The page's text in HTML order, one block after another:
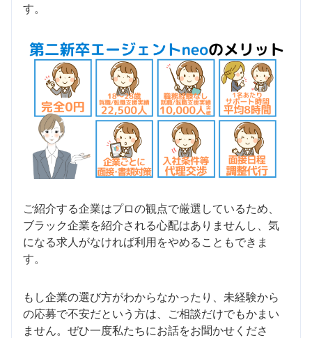
す。
ご紹介する企業はプロの観点で厳選しているため、
ブラック企業を紹介される心配はありませんし、気
になる求人がなければ利用をやめることもできま
す。
もし企業の選び方がわからなかったり、未経験から
の応募で不安だという方は、ご相談だけでもかまい
ません。ぜひ一度私たちにお話をお聞かせくださ